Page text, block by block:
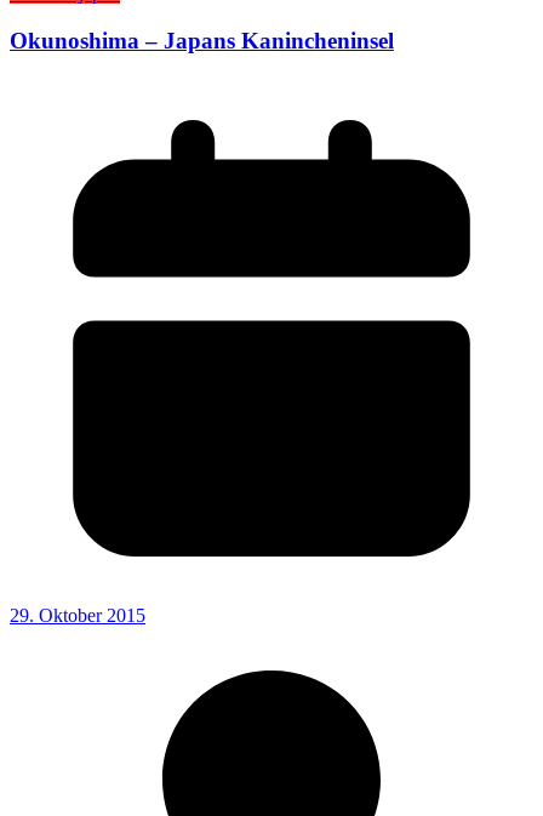
Okunoshima – Japans Kanincheninsel
29. Oktober 2015